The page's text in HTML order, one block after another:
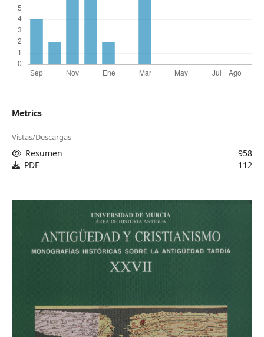
Metrics
Vistas/Descargas
Resumen
958
PDF
112